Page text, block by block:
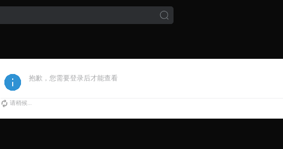
抱歉，您需要登录后才能查看
请稍候...